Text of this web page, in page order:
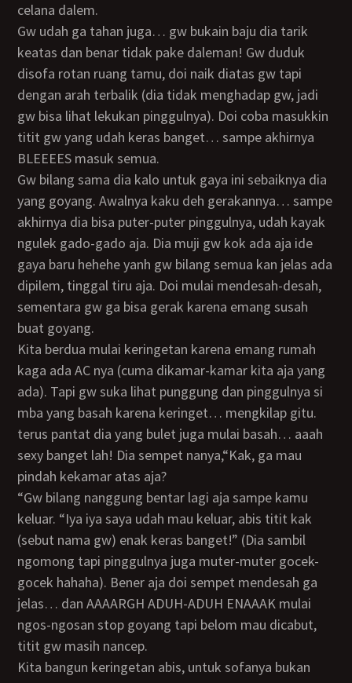
celana dalem.
Gw udah ga tahan juga… gw bukain baju dia tarik
keatas dan benar tidak pake daleman! Gw duduk
disofa rotan ruang tamu, doi naik diatas gw tapi
dengan arah terbalik (dia tidak menghadap gw, jadi
gw bisa lihat lekukan pinggulnya). Doi coba masukkin
titit gw yang udah keras banget… sampe akhirnya
BLEEEES masuk semua.
Gw bilang sama dia kalo untuk gaya ini sebaiknya dia
yang goyang. Awalnya kaku deh gerakannya… sampe
akhirnya dia bisa puter-puter pinggulnya, udah kayak
ngulek gado-gado aja. Dia muji gw kok ada aja ide
gaya baru hehehe yanh gw bilang semua kan jelas ada
dipilem, tinggal tiru aja. Doi mulai mendesah-desah,
sementara gw ga bisa gerak karena emang susah
buat goyang.
Kita berdua mulai keringetan karena emang rumah
kaga ada AC nya (cuma dikamar-kamar kita aja yang
ada). Tapi gw suka lihat punggung dan pinggulnya si
mba yang basah karena keringet… mengkilap gitu.
terus pantat dia yang bulet juga mulai basah… aaah
sexy banget lah! Dia sempet nanya,“Kak, ga mau
pindah kekamar atas aja?
“Gw bilang nanggung bentar lagi aja sampe kamu
keluar. “Iya iya saya udah mau keluar, abis titit kak
(sebut nama gw) enak keras banget!” (Dia sambil
ngomong tapi pinggulnya juga muter-muter gocek-
gocek hahaha). Bener aja doi sempet mendesah ga
jelas… dan AAAARGH ADUH-ADUH ENAAAK mulai
ngos-ngosan stop goyang tapi belom mau dicabut,
titit gw masih nancep.
Kita bangun keringetan abis, untuk sofanya bukan